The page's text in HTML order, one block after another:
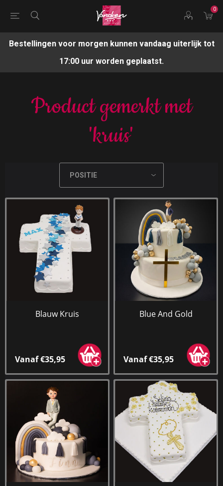
0
Bestellingen voor morgen kunnen vandaag uiterlijk tot
17:00 uur worden geplaatst.
Product gemerkt met
'kruis'
Blauw Kruis
Vanaf €35,95
Blue And Gold
Vanaf €35,95